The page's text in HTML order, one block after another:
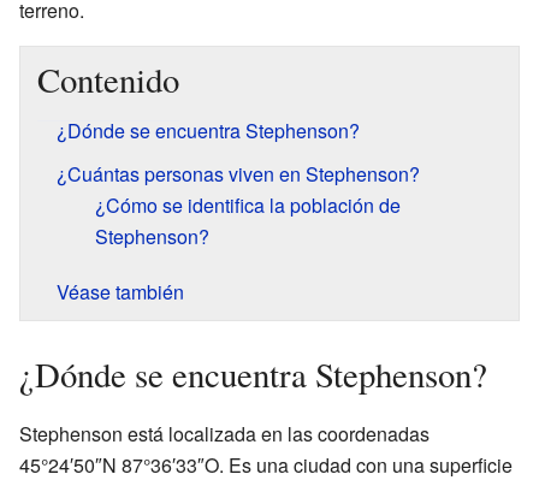
terreno.
Contenido
¿Dónde se encuentra Stephenson?
¿Cuántas personas viven en Stephenson?
¿Cómo se identifica la población de
Stephenson?
Véase también
¿Dónde se encuentra Stephenson?
Stephenson está localizada en las coordenadas
45°24′50″N 87°36′33″O. Es una ciudad con una superficie